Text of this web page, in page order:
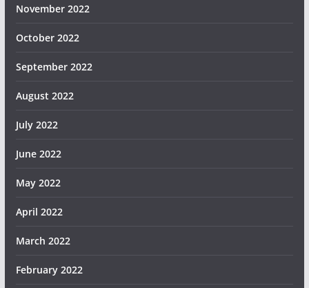
November 2022
October 2022
September 2022
August 2022
July 2022
June 2022
May 2022
April 2022
March 2022
February 2022